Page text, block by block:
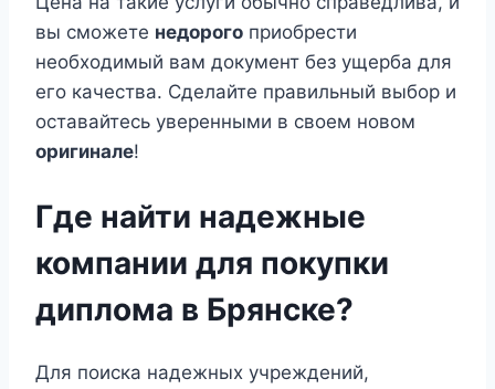
вы сможете недорого приобрести
необходимый вам документ без ущерба для
его качества. Сделайте правильный выбор и
оставайтесь уверенными в своем новом
оригинале!
Где найти надежные
компании для покупки
диплома в Брянске?
Для поиска надежных учреждений,